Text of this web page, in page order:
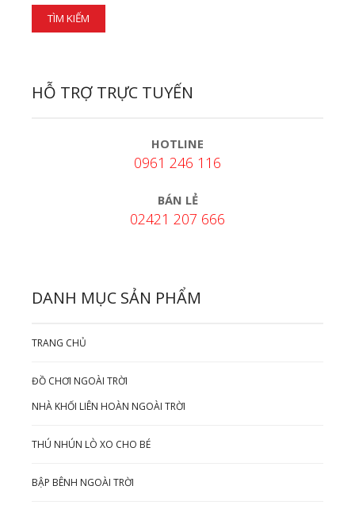
HỖ TRỢ TRỰC TUYẾN
HOTLINE
0961 246 116
BÁN LẺ
02421 207 666
DANH MỤC SẢN PHẨM
TRANG CHỦ
ĐỒ CHƠI NGOÀI TRỜI
NHÀ KHỐI LIÊN HOÀN NGOÀI TRỜI
THÚ NHÚN LÒ XO CHO BÉ
BẬP BÊNH NGOÀI TRỜI